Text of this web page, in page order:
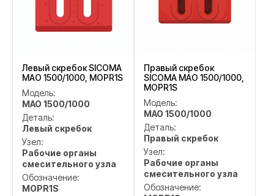
Левый скребок SICOMA
MAO 1500/1000, MOPR1S
Модель:
MAO 1500/1000
Деталь:
Левый скребок
Узел:
Рабочие органы
смесительного узла
Обозначение:
MOPR1S
Правый скребок
SICOMA MAO 1500/1000,
MOPR1S
Модель:
MAO 1500/1000
Деталь:
Правый скребок
Узел:
Рабочие органы
смесительного узла
Обозначение: